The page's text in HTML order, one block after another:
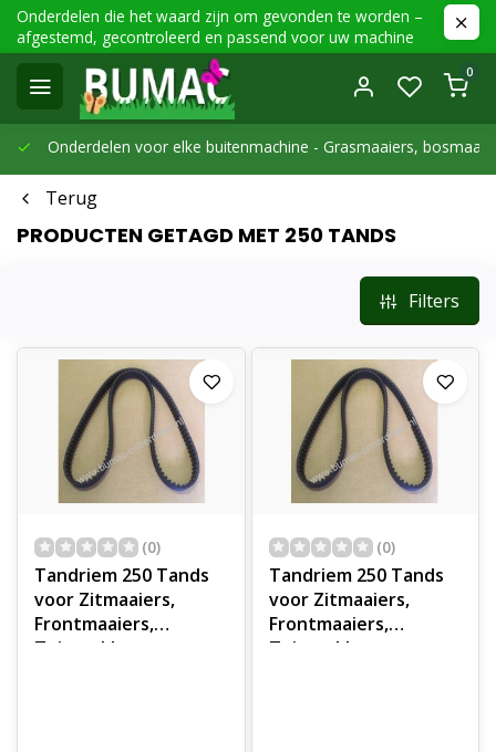
Onderdelen die het waard zijn om gevonden te worden –
afgestemd, gecontroleerd en passend voor uw machine
0
Onderdelen voor elke buitenmachine - Grasmaaiers,
Terug
PRODUCTEN GETAGD MET 250 TANDS
Filters
(0)
Tandriem 250 Tands
voor Zitmaaiers,
Frontmaaiers,
Tuintrekkers,
(0)
Tandriem 250 Tands
voor Zitmaaiers,
Frontmaaiers,
Tuintrekkers,